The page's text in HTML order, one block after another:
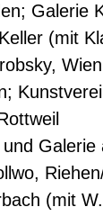
Galerie
(mit
(mit